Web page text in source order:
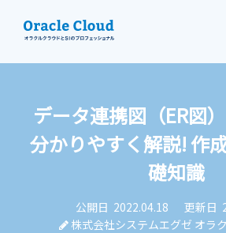
資料請求
お問い合わせ
データ連携図（ER図
分かりやすく解説! 作
礎知識
公開日 2022.04.18 更新日
株式会社システムエグゼ オラ